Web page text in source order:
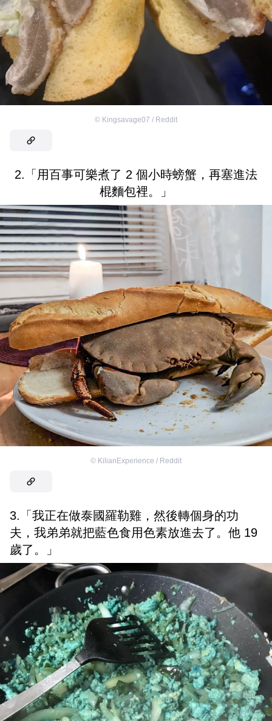
© Kingsavage07 / Reddit
2.「用百事可樂煮了 2 個小時螃蟹，再塞進法
棍麵包裡。」
© KilianExperience / Reddit
3.「我正在做泰國羅勒雞，然後轉個身的功
夫，我弟弟就把藍色食用色素放進去了。他 19
歲了。」